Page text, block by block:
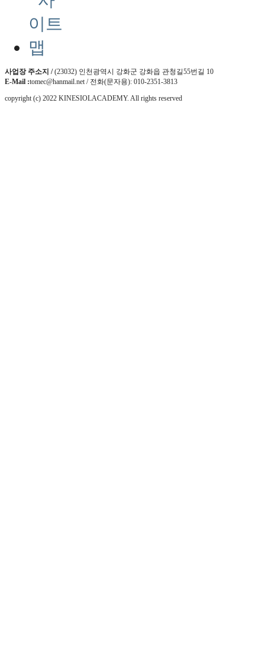
사업장 주소지 /(23032) 인천광역시 강화군 강화읍 관청길55번길 10
E-Mail :tomec@hanmail.net / 전화(문자용): 010-2351-3813
copyright (c) 2022 KINESIOLACADEMY. All rights reserved